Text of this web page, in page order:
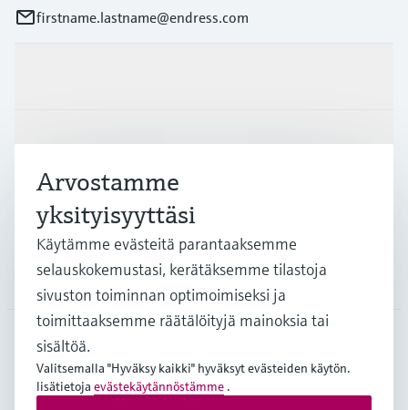
firstname.lastname@endress.com
Teollisuudenalat
Asiakastuki
Yritys
FIN•Suomi
Arvostamme
yksityisyyttäsi
Käytämme evästeitä parantaaksemme
selauskokemustasi, kerätäksemme tilastoja
sivuston toiminnan optimoimiseksi ja
toimittaaksemme räätälöityjä mainoksia tai
sisältöä.
Valitsemalla "Hyväksy kaikki" hyväksyt evästeiden käytön.
lisätietoja evästekäytännöstämme .